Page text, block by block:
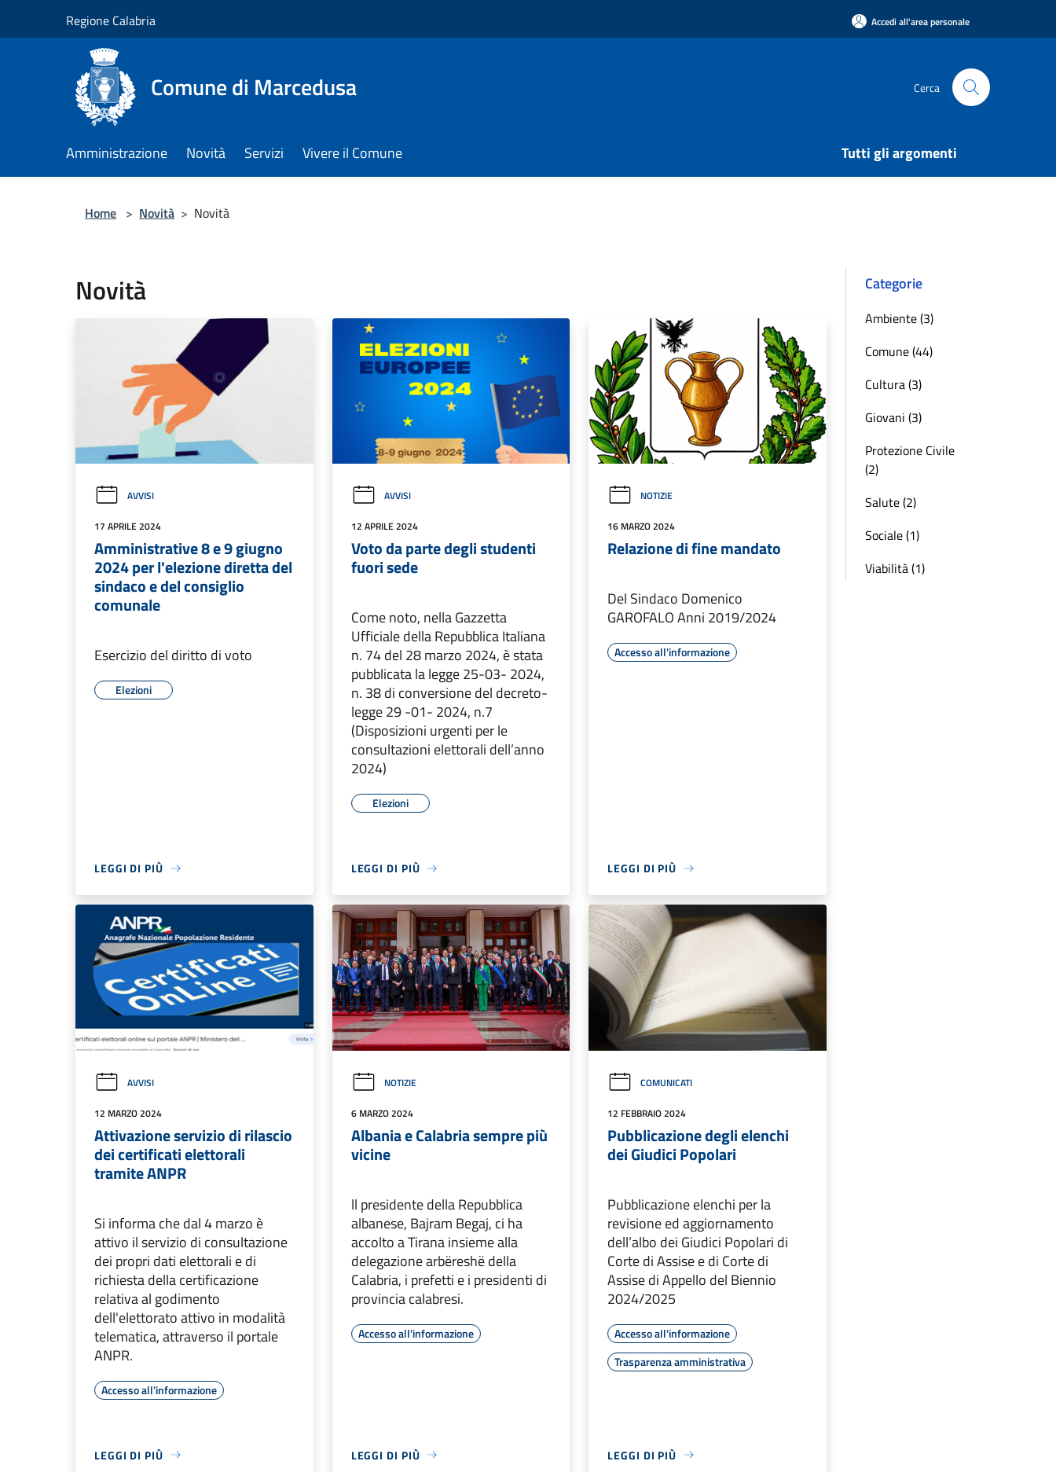
Regione Calabria Accedi all'area personale
Comune di Marcedusa Cerca
Amministrazione Novità Servizi Vivere il Comune Tutti gli argomenti
Home > Novità > Novità
Novità
AVVISI
17 APRILE 2024
Amministrative 8 e 9 giugno
2024 per l'elezione diretta del
sindaco e del consiglio
comunale
Esercizio del diritto di voto
Elezioni
LEGGI DI PIÙ
AVVISI
12 APRILE 2024
Voto da parte degli studenti
fuori sede
Come noto, nella Gazzetta
Ufficiale della Repubblica Italiana
n. 74 del 28 marzo 2024, è stata
pubblicata la legge 25-03- 2024,
n. 38 di conversione del decreto-
legge 29 -01- 2024, n.7
(Disposizioni urgenti per le
consultazioni elettorali dell’anno
2024)
Elezioni
LEGGI DI PIÙ
NOTIZIE
16 MARZO 2024
Relazione di fine mandato
Del Sindaco Domenico
GAROFALO Anni 2019/2024
Accesso all'informazione
LEGGI DI PIÙ
AVVISI
12 MARZO 2024
Attivazione servizio di rilascio
dei certificati elettorali
tramite ANPR
Si informa che dal 4 marzo è
attivo il servizio di consultazione
dei propri dati elettorali e di
richiesta della certificazione
relativa al godimento
dell'elettorato attivo in modalità
telematica, attraverso il portale
ANPR.
Accesso all'informazione
LEGGI DI PIÙ
NOTIZIE
6 MARZO 2024
Albania e Calabria sempre più
vicine
ll presidente della Repubblica
albanese, Bajram Begaj, ci ha
accolto a Tirana insieme alla
delegazione arbëreshë della
Calabria, i prefetti e i presidenti di
provincia calabresi.
Accesso all'informazione
LEGGI DI PIÙ
COMUNICATI
12 FEBBRAIO 2024
Pubblicazione degli elenchi
dei Giudici Popolari
Pubblicazione elenchi per la
revisione ed aggiornamento
dell’albo dei Giudici Popolari di
Corte di Assise e di Corte di
Assise di Appello del Biennio
2024/2025
Accesso all'informazione
Trasparenza amministrativa
LEGGI DI PIÙ
Categorie
Ambiente (3)
Comune (44)
Cultura (3)
Giovani (3)
Protezione Civile
(2)
Salute (2)
Sociale (1)
Viabilità (1)